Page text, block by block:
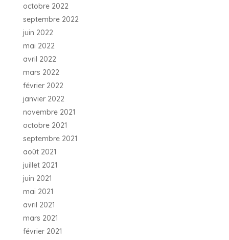
octobre 2022
septembre 2022
juin 2022
mai 2022
avril 2022
mars 2022
février 2022
janvier 2022
novembre 2021
octobre 2021
septembre 2021
août 2021
juillet 2021
juin 2021
mai 2021
avril 2021
mars 2021
février 2021